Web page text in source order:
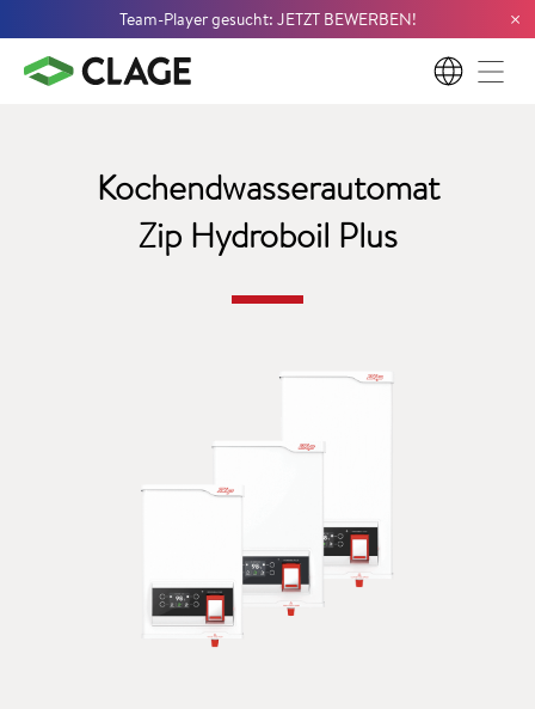
Team-Player gesucht: JETZT BEWERBEN! ×
DE
Kochendwasserautomat
Zip Hydroboil Plus